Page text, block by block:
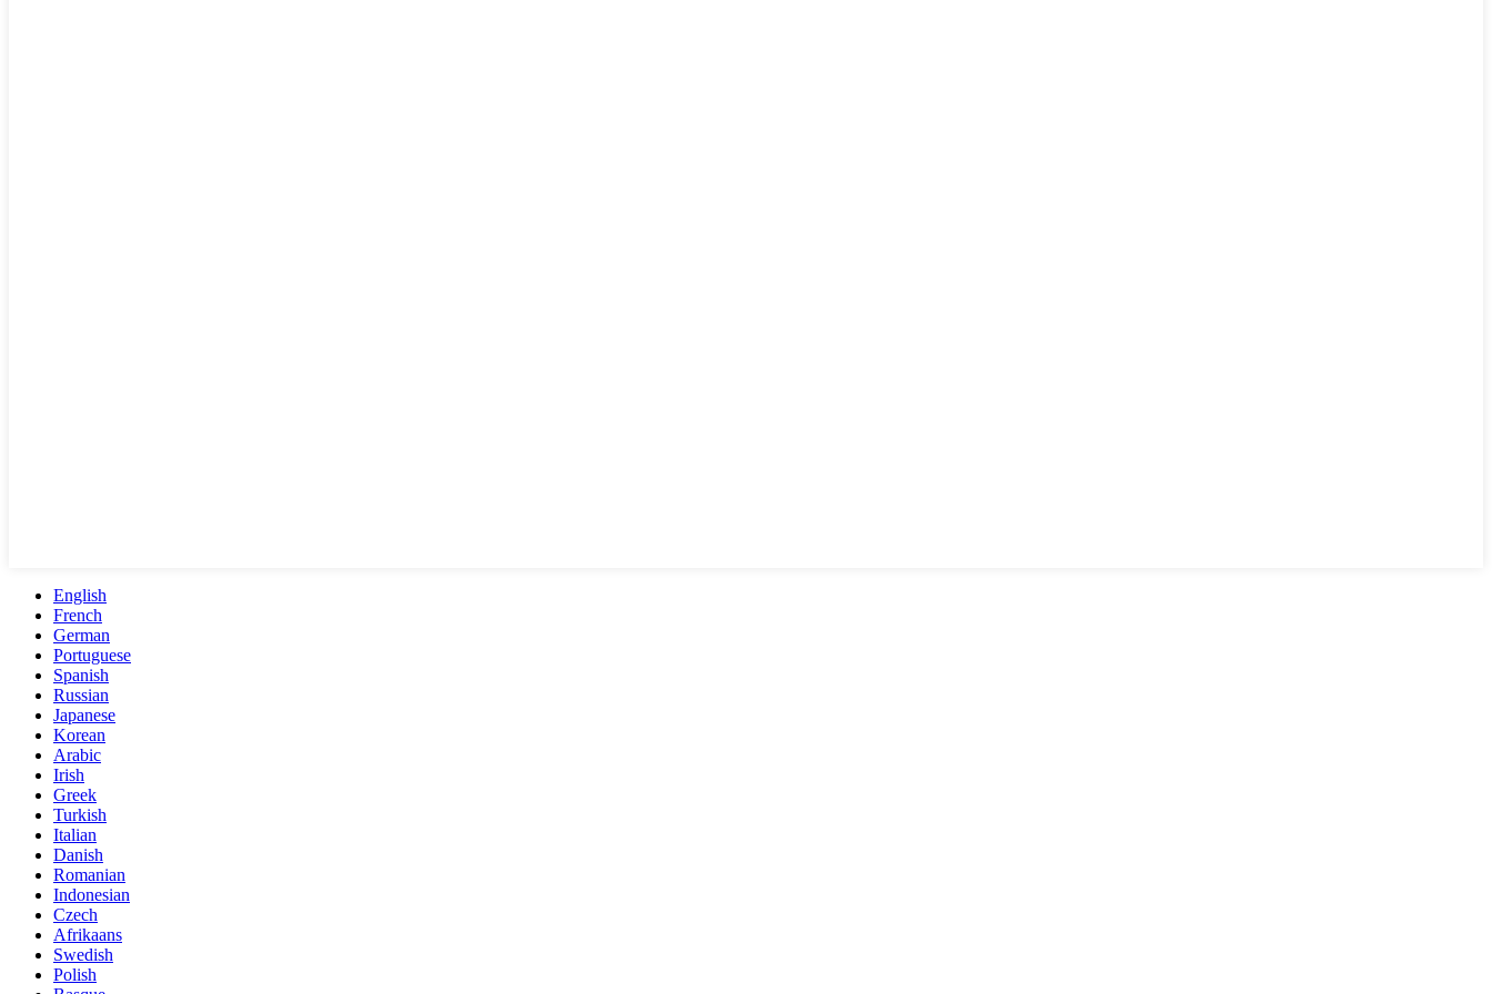
English
French
German
Portuguese
Spanish
Russian
Japanese
Korean
Arabic
Irish
Greek
Turkish
Italian
Danish
Romanian
Indonesian
Czech
Afrikaans
Swedish
Polish